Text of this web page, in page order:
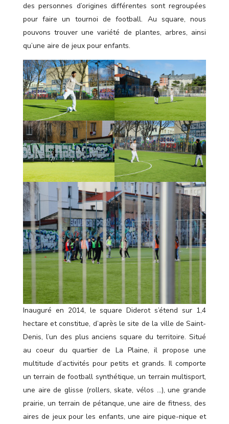
des personnes d’origines différentes sont regroupées
pour faire un tournoi de football. Au square, nous
pouvons trouver une variété de plantes, arbres, ainsi
qu’une aire de jeux pour enfants.
Inauguré en 2014, le square Diderot s’étend sur 1,4
hectare et constitue, d’après le site de la ville de Saint-
Denis, l’un des plus anciens square du territoire. Situé
au coeur du quartier de La Plaine, il propose une
multitude d’activités pour petits et grands. Il comporte
un terrain de football synthétique, un terrain multisport,
une aire de glisse (rollers, skate, vélos …), une grande
prairie, un terrain de pétanque, une aire de fitness, des
aires de jeux pour les enfants, une aire pique-nique et